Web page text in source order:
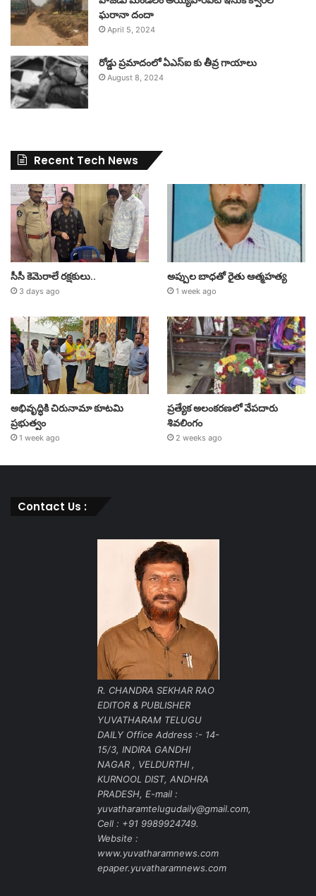
ఘరానా దందా
April 5, 2024
రోడ్డు ప్రమాదంలో ఏఎస్ఐ కు తీవ్ర గాయాలు
August 8, 2024
Recent Tech News
సీసీ కెమెరాలే రక్షకులు..
3 days ago
అప్పుల బాధతో రైతు ఆత్మహత్య
1 week ago
అభివృద్ధికి చిరునామా కూటమి
ప్రభుత్వం
1 week ago
ప్రత్యేక అలంకరణలో వేపదారు
శివలింగం
2 weeks ago
Contact Us :
R. CHANDRA SEKHAR RAO
EDITOR & PUBLISHER
YUVATHARAM TELUGU
DAILY Office Address :- 14-
15/3, INDIRA GANDHI
NAGAR , VELDURTHI ,
KURNOOL DIST, ANDHRA
PRADESH, E-mail :
yuvatharamtelugudaily@gmail.com,
Cell : +91 9989924749.
Website :
www.yuvatharamnews.com
epaper.yuvatharamnews.com